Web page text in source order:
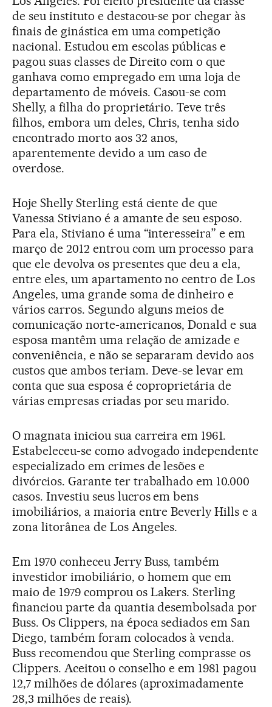
de seu instituto e destacou-se por chegar às
finais de ginástica em uma competição
nacional. Estudou em escolas públicas e
pagou suas classes de Direito com o que
ganhava como empregado em uma loja de
departamento de móveis. Casou-se com
Shelly, a filha do proprietário. Teve três
filhos, embora um deles, Chris, tenha sido
encontrado morto aos 32 anos,
aparentemente devido a um caso de
overdose.
Hoje Shelly Sterling está ciente de que
Vanessa Stiviano é a amante de seu esposo.
Para ela, Stiviano é uma “interesseira” e em
março de 2012 entrou com um processo para
que ele devolva os presentes que deu a ela,
entre eles, um apartamento no centro de Los
Angeles, uma grande soma de dinheiro e
vários carros. Segundo alguns meios de
comunicação norte-americanos, Donald e sua
esposa mantêm uma relação de amizade e
conveniência, e não se separaram devido aos
custos que ambos teriam. Deve-se levar em
conta que sua esposa é coproprietária de
várias empresas criadas por seu marido.
O magnata iniciou sua carreira em 1961.
Estabeleceu-se como advogado independente
especializado em crimes de lesões e
divórcios. Garante ter trabalhado em 10.000
casos. Investiu seus lucros em bens
imobiliários, a maioria entre Beverly Hills e a
zona litorânea de Los Angeles.
Em 1970 conheceu Jerry Buss, também
investidor imobiliário, o homem que em
maio de 1979 comprou os Lakers. Sterling
financiou parte da quantia desembolsada por
Buss. Os Clippers, na época sediados em San
Diego, também foram colocados à venda.
Buss recomendou que Sterling comprasse os
Clippers. Aceitou o conselho e em 1981 pagou
12,7 milhões de dólares (aproximadamente
28,3 milhões de reais).